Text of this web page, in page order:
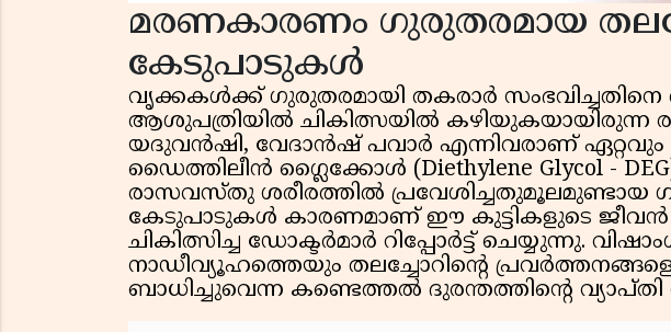
മരണകാരണം ഗുരുതരമായ
കേടുപാടുകൾ
വൃക്കകൾക്ക് ഗുരുതരമായി തകരാർ സംഭവിച്ചതിനെ
ആശുപത്രിയിൽ ചികിത്സയിൽ
യദുവൻഷി, വേദാൻഷ് പവാർ എന്നിവരാണ് ഏറ്റവും
ഡൈത്തിലീൻ ഗ്ലൈക്കോൾ (Diethylene Glycol -
രാസവസ്തു ശരീരത്തിൽ പ്രവേശിച്ചതുമൂലമുണ്ടായ
കേടുപാടുകൾ കാരണമാണ് ഈ കുട്ടികളുടെ ജീവൻ
ചികിത്സിച്ച ഡോക്ടർമാർ റിപ്പോർട്ട് ചെയ്യുന്നു.
നാഡീവ്യൂഹത്തെയും തലച്ചോറിൻ്റെ
ബാധിച്ചുവെന്ന കണ്ടെത്തൽ ദുരന്തത്തിന്റെ വ്യാപ്തി